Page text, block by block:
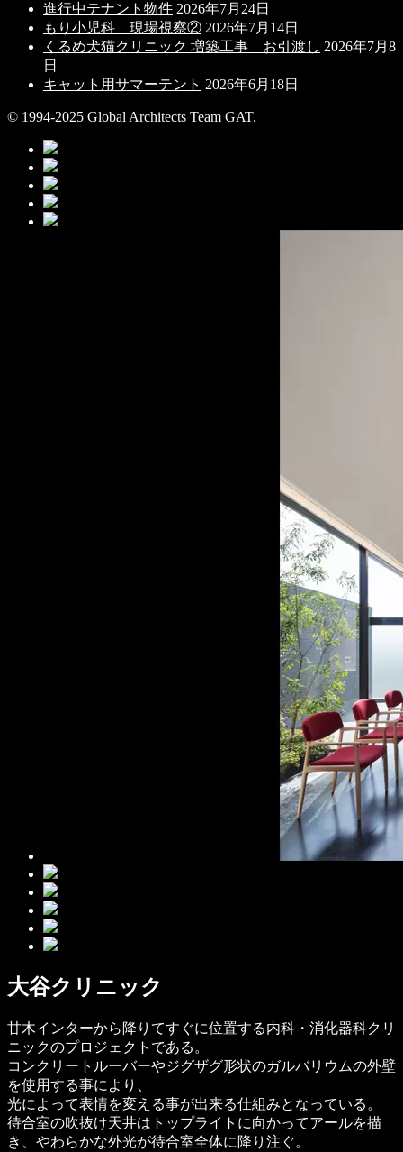
進行中テナント物件 2026年7月24日
もり小児科 現場視察② 2026年7月14日
くるめ犬猫クリニック 増築工事 お引渡し 2026年7月8
日
キャット用サマーテント 2026年6月18日
© 1994-2025 Global Architects Team GAT.
大谷クリニック
甘木インターから降りてすぐに位置する内科・消化器科クリ
ニックのプロジェクトである。
コンクリートルーバーやジグザグ形状のガルバリウムの外壁
を使用する事により、
光によって表情を変える事が出来る仕組みとなっている。
待合室の吹抜け天井はトップライトに向かってアールを描
き、やわらかな外光が待合室全体に降り注ぐ。